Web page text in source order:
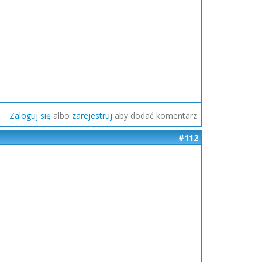
Zaloguj się albo zarejestruj aby dodać komentarz
#112